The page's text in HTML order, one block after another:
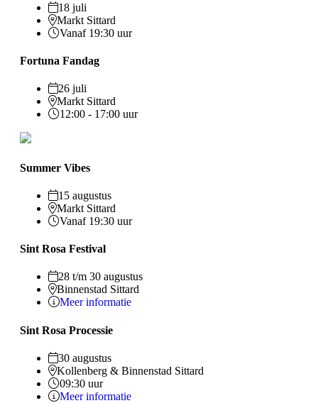
18 juli
Markt Sittard
Vanaf 19:30 uur
Fortuna Fandag
26 juli
Markt Sittard
12:00 - 17:00 uur
Summer Vibes
15 augustus
Markt Sittard
Vanaf 19:30 uur
Sint Rosa Festival
28 t/m 30 augustus
Binnenstad Sittard
Meer informatie
Sint Rosa Processie
30 augustus
Kollenberg & Binnenstad Sittard
09:30 uur
Meer informatie